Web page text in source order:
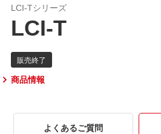
LCI-Tシリーズ
LCI-T
商品情報
よくあるご質問